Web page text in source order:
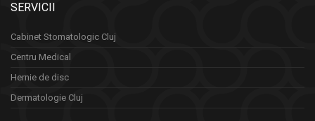
SERVICII
Cabinet Stomatologic Cluj
Centru Medical
Hernie de disc
Dermatologie Cluj